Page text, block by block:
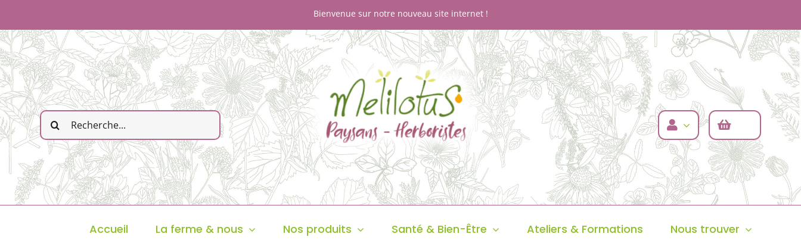
contenu
Bienvenue sur notre nouveau site internet !
Rechercher:
Accueil La ferme & nous Nos produits Santé & Bien-Être Ateliers & Formations Nous trouver